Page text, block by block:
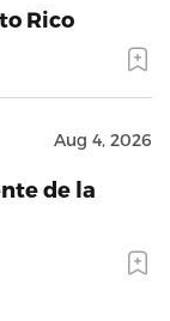
Rico
Aug 4, 2026
de la